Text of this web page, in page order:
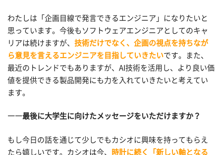
わたしは「企画目線で発言できるエンジニア」になりたいと
思っています。今後もソフトウェアエンジニアとしてのキャ
リアは続けますが、 技術だけでなく、企画の視点を持ちなが
ら意見を言えるエンジニアを目指していきたいです。また、
最近のトレンドでもありますが、AI技術を活用し、より良い価
値を提供できる製品開発にも力を入れていきたいと考えてい
ます。
――最後に大学生に向けたメッセージをいただけますか？
もし今日の話を通じて少しでもカシオに興味を持ってもらえ
たら嬉しいです。カシオは今、
時計に続く「新しい軸となる